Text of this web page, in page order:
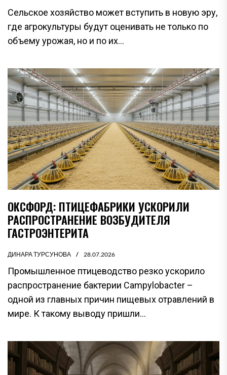
Сельское хозяйство может вступить в новую эру,
где агрокультуры будут оценивать не только по
объему урожая, но и по их...
ОКСФОРД: ПТИЦЕФАБРИКИ УСКОРИЛИ
РАСПРОСТРАНЕНИЕ ВОЗБУДИТЕЛЯ
ГАСТРОЭНТЕРИТА
ДИНАРА ТУРСУНОВА 28.07.2026
Промышленное птицеводство резко ускорило
распространение бактерии Campylobacter –
одной из главных причин пищевых отравлений в
мире. К такому выводу пришли...